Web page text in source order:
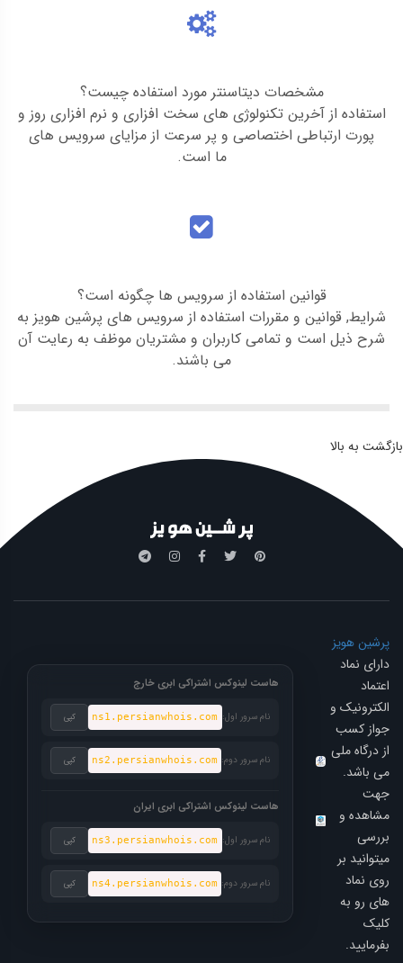
مشخصات دیتاسنتر مورد استفاده چیست؟
استفاده از آخرین تکنولوژی های سخت افزاری و نرم افزاری روز و
پورت ارتباطی اختصاصی و پر سرعت از مزایای سرویس های
ما است.
قوانین استفاده از سرویس ها چگونه است؟
شرایط, قوانین و مقررات استفاده از سرویس های پرشین هویز به
شرح ذیل است و تمامی کاربران و مشتریان موظف به رعایت آن
می باشند.
بازگشت به بالا
پرشین هویز
دارای نماد
اعتماد
الکترونیک و
جواز کسب
از درگاه ملی
می باشد.
جهت
مشاهده و
بررسی
میتوانید بر
روی نماد
های رو به
کلیک
بفرمایید.
هاست لینوکس اشتراکی ابری خارج
نام سرور اول: ns1.persianwhois.com کپی
نام سرور دوم: ns2.persianwhois.com کپی
هاست لینوکس اشتراکی ابری ایران
نام سرور اول: ns3.persianwhois.com کپی
نام سرور دوم: ns4.persianwhois.com کپی